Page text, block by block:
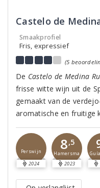
Castelo de
Smaakprofiel
Fris, expressief
(5
De Castelo de Medina
frisse witte wijn uit de
gemaakt van de
aromatische en fruitige
Perswijn
2024
8,5
Hamersma
2023